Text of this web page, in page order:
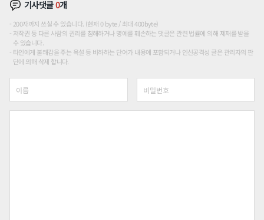
기사댓글0개
200자까지 쓰실 수 있습니다. (현재 0 byte / 최대 400byte)
저작권 등 다른 사람의 권리를 침해하거나 명예를 훼손하는 댓글은 관련 법률에 의해 제재를 받을
수 있습니다.
타인에게 불쾌감을 주는 욕설 등 비하하는 단어가 내용에 포함되거나 인신공격성 글은 관리자의 판
단에 의해 삭제 합니다.